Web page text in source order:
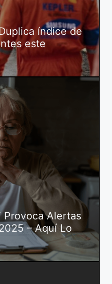
índice de
este
Provoca Alertas
– Aquí Lo